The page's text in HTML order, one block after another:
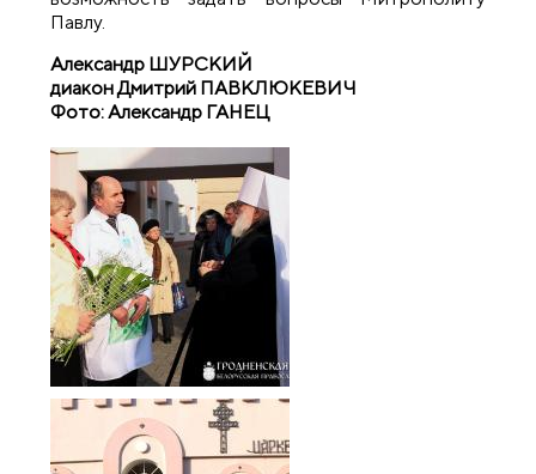
Павлу.
Александр ШУРСКИЙ
диакон Дмитрий ПАВКЛЮКЕВИЧ
Фото: Александр ГАНЕЦ